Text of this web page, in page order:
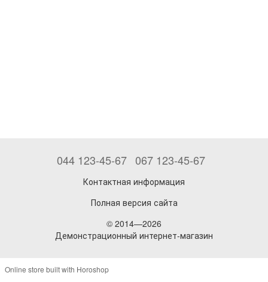
044 123-45-67 067 123-45-67
Контактная информация
Полная версия сайта
© 2014—2026
Демонстрационный интернет-магазин
Online store built with Horoshop